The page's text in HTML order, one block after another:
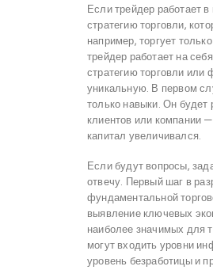
Если трейдер работает
стратегию торговли,
например, торгует
трейдер работает на
стратегию торговли или
уникальную. В первом
только навыки. Он будет
клиентов или компании
капитал увеличивался.
Если будут вопросы,
отвечу. Первый шаг в
фундаментальной
выявление ключевых
наиболее значимых для
могут входить уровни
уровень безработицы и